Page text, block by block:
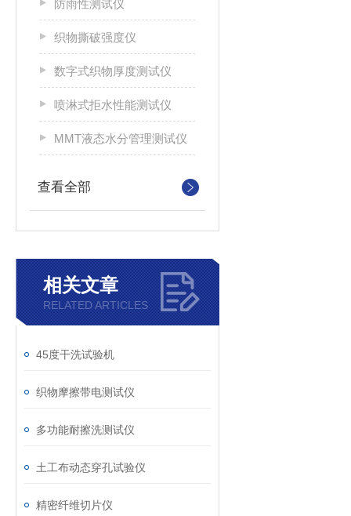
防雨性测试仪
织物撕破强度仪
数字式织物厚度测试仪
喷淋式拒水性能测试仪
MMT液态水分管理测试仪
查看全部
相关文章
RELATED ARTICLES
45度干洗试验机
织物摩擦带电测试仪
多功能耐擦洗测试仪
土工布动态穿孔试验仪
精密纤维切片仪